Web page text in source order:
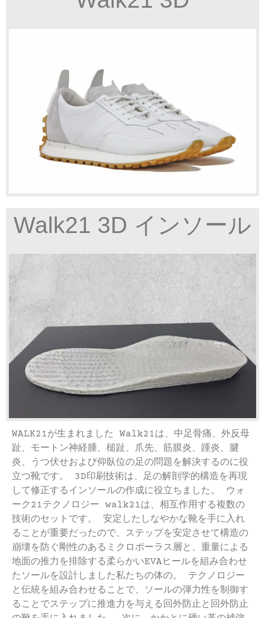
Walk21 3D インソール
WALK21が生まれました Walk21は、中足骨痛、外反母
趾、モートン神経腫、槌趾、爪先、筋膜炎、踵炎、腱
炎、うつ伏せおよび仰臥位の足の問題を解決するのに役
立つ靴です。 3D印刷技術は、足の解剖学的構造を再現
して修正するインソールの作成に役立ちました。 ウォ
ーク21テクノロジー walk21は、相互作用する複数の
技術のセットです。 安定したしなやかな靴を手に入れ
ることが重要だったので、ステップを安定させて構造の
崩壊を防ぐ剛性のあるミクロポーラス層と、重量による
地面の推力を排除する柔らかいEVAヒールを組み合わせ
たソールを設計しました私たちの体の。 テクノロジー
と伝統を組み合わせることで、ソールの弾力性を制御す
ることでステップに推進力を与える回外防止と回外防止